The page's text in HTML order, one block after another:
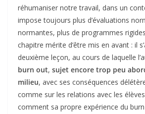
réhumaniser notre travail, dans un
impose toujours plus d’évaluations
normantes, plus de programmes
chapitre mérite d’être mis en avant : il
deuxième leçon, au cours de laquelle
burn out, sujet encore trop peu
milieu, avec ses conséquences
comme sur les relations avec les
comment sa propre expérience du